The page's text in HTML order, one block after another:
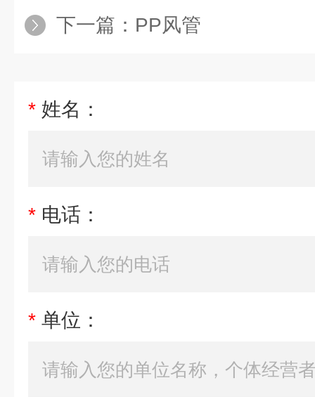
下一篇： PP风管
* 姓名：
* 电话：
* 单位：